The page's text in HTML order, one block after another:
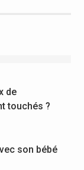
de
touchés ?
son bébé